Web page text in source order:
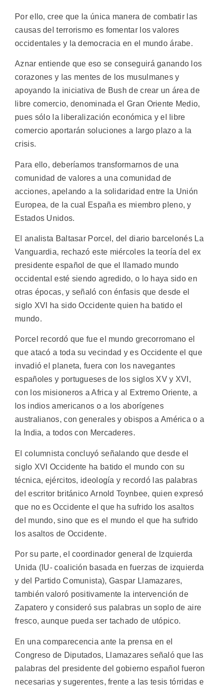
Por ello, cree que la única manera de combatir las
causas del terrorismo es fomentar los valores
occidentales y la democracia en el mundo árabe.
Aznar entiende que eso se conseguirá ganando los
corazones y las mentes de los musulmanes y
apoyando la iniciativa de Bush de crear un área de
libre comercio, denominada el Gran Oriente Medio,
pues sólo la liberalización económica y el libre
comercio aportarán soluciones a largo plazo a la
crisis.
Para ello, deberíamos transformarnos de una
comunidad de valores a una comunidad de
acciones, apelando a la solidaridad entre la Unión
Europea, de la cual España es miembro pleno, y
Estados Unidos.
El analista Baltasar Porcel, del diario barcelonés La
Vanguardia, rechazó este miércoles la teoría del ex
presidente español de que el llamado mundo
occidental esté siendo agredido, o lo haya sido en
otras épocas, y señaló con énfasis que desde el
siglo XVI ha sido Occidente quien ha batido el
mundo.
Porcel recordó que fue el mundo grecorromano el
que atacó a toda su vecindad y es Occidente el que
invadió el planeta, fuera con los navegantes
españoles y portugueses de los siglos XV y XVI,
con los misioneros a Africa y al Extremo Oriente, a
los indios americanos o a los aborígenes
australianos, con generales y obispos a América o a
la India, a todos con Mercaderes.
El columnista concluyó señalando que desde el
siglo XVI Occidente ha batido el mundo con su
técnica, ejércitos, ideología y recordó las palabras
del escritor británico Arnold Toynbee, quien expresó
que no es Occidente el que ha sufrido los asaltos
del mundo, sino que es el mundo el que ha sufrido
los asaltos de Occidente.
Por su parte, el coordinador general de Izquierda
Unida (IU- coalición basada en fuerzas de izquierda
y del Partido Comunista), Gaspar Llamazares,
también valoró positivamente la intervención de
Zapatero y consideró sus palabras un soplo de aire
fresco, aunque pueda ser tachado de utópico.
En una comparecencia ante la prensa en el
Congreso de Diputados, Llamazares señaló que las
palabras del presidente del gobierno español fueron
necesarias y sugerentes, frente a las tesis tórridas e